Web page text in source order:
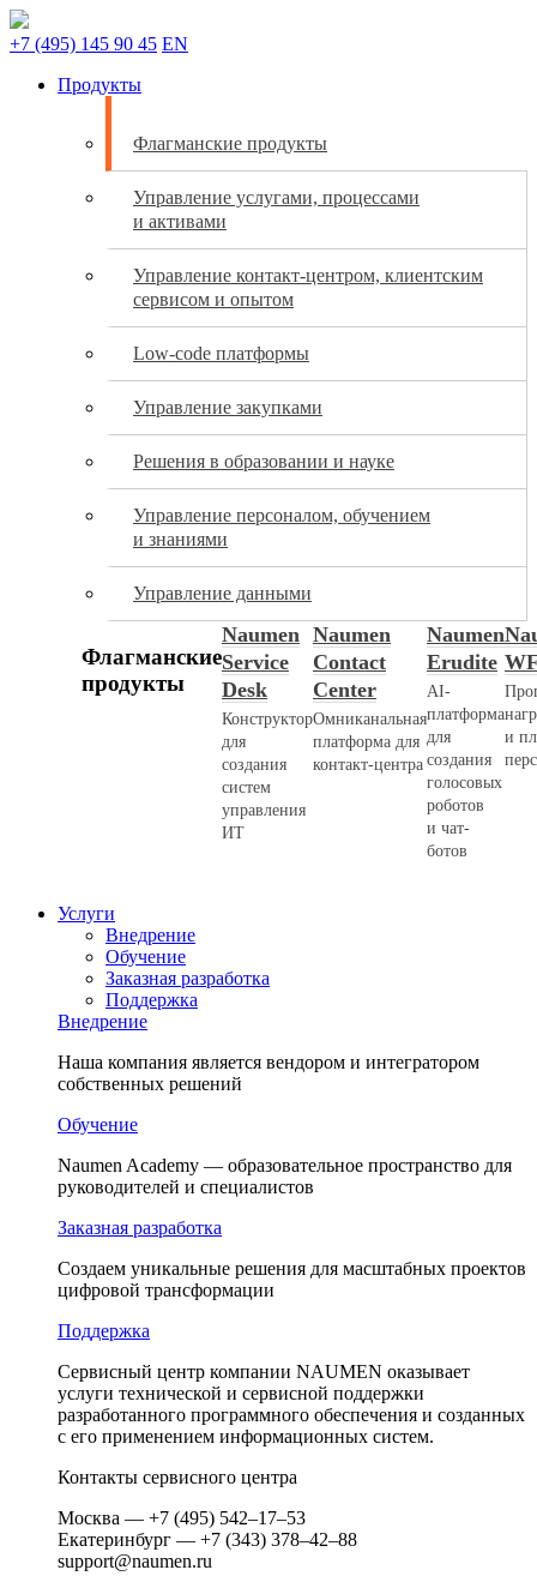
+7 (495) 145 90 45 EN
Продукты
Флагманские продукты
Управление услугами, процессами
и активами
Управление контакт-центром, клиентским
сервисом и опытом
Low-code платформы
Управление закупками
Решения в образовании и науке
Управление персоналом, обучением
и знаниями
Управление данными
Флагманские
продукты
Naumen
Service
Desk
Конструктор
для
создания
систем
управления
ИТ
Naumen
Contact
Center
Омниканальная
платформа для
контакт-центра
Naumen
Erudite
AI-
платформа
для
создания
голосовых
роботов
и чат-
ботов
и
Услуги
Внедрение
Обучение
Заказная разработка
Поддержка
Внедрение
Наша компания является вендором и интегратором
собственных решений
Обучение
Naumen Academy — образовательное пространство для
руководителей и специалистов
Заказная разработка
Создаем уникальные решения для масштабных проектов
цифровой трансформации
Поддержка
Сервисный центр компании NAUMEN оказывает
услуги технической и сервисной поддержки
разработанного программного обеспечения и созданных
c его применением информационных систем.
Контакты сервисного центра
Москва — +7 (495) 542–17–53
Екатеринбург — +7 (343) 378–42–88
support@naumen.ru